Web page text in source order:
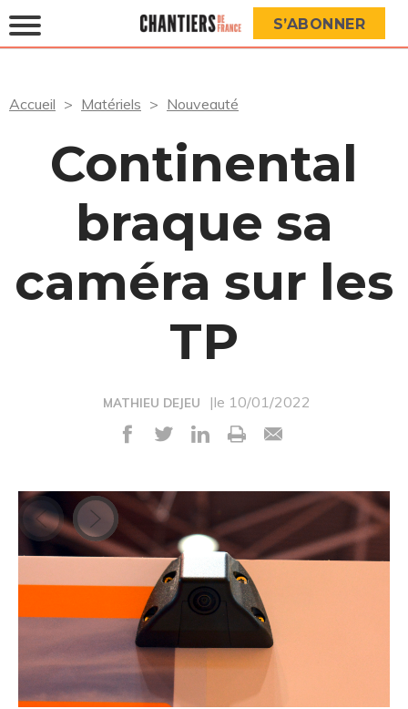
S’ABONNER
Accueil Matériels Nouveauté
Continental
braque sa
caméra sur les
TP
MATHIEU DEJEU |le 10/01/2022